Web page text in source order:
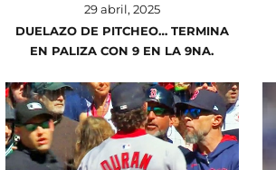
29 abril, 2025
DUELAZO DE PITCHEO… TERMINA
EN PALIZA CON 9 EN LA 9NA.